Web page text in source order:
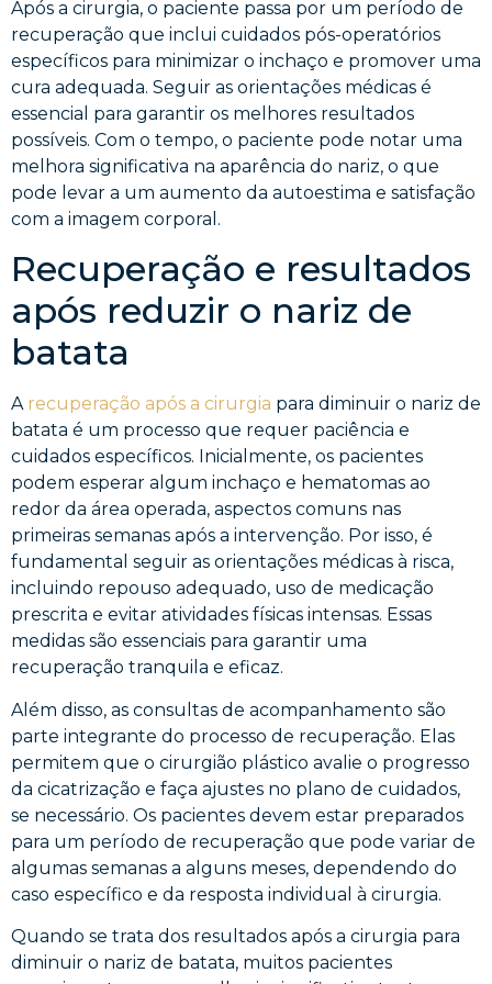
Após a cirurgia, o paciente passa por um período de
recuperação que inclui cuidados pós-operatórios
específicos para minimizar o inchaço e promover uma
cura adequada. Seguir as orientações médicas é
essencial para garantir os melhores resultados
possíveis. Com o tempo, o paciente pode notar uma
melhora significativa na aparência do nariz, o que
pode levar a um aumento da autoestima e satisfação
com a imagem corporal.
Recuperação e resultados
após reduzir o nariz de
batata
A recuperação após a cirurgia para diminuir o nariz de
batata é um processo que requer paciência e
cuidados específicos. Inicialmente, os pacientes
podem esperar algum inchaço e hematomas ao
redor da área operada, aspectos comuns nas
primeiras semanas após a intervenção. Por isso, é
fundamental seguir as orientações médicas à risca,
incluindo repouso adequado, uso de medicação
prescrita e evitar atividades físicas intensas. Essas
medidas são essenciais para garantir uma
recuperação tranquila e eficaz.
Além disso, as consultas de acompanhamento são
parte integrante do processo de recuperação. Elas
permitem que o cirurgião plástico avalie o progresso
da cicatrização e faça ajustes no plano de cuidados,
se necessário. Os pacientes devem estar preparados
para um período de recuperação que pode variar de
algumas semanas a alguns meses, dependendo do
caso específico e da resposta individual à cirurgia.
Quando se trata dos resultados após a cirurgia para
diminuir o nariz de batata, muitos pacientes